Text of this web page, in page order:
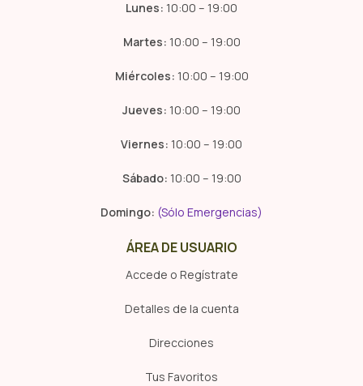
Lunes: 10:00 – 19:00
Martes: 10:00 – 19:00
Miércoles: 10:00 – 19:00
Jueves: 10:00 – 19:00
Viernes: 10:00 – 19:00
Sábado: 10:00 – 19:00
Domingo: (Sólo Emergencias)
ÁREA DE USUARIO
Accede o Regístrate
Detalles de la cuenta
Direcciones
Tus Favoritos